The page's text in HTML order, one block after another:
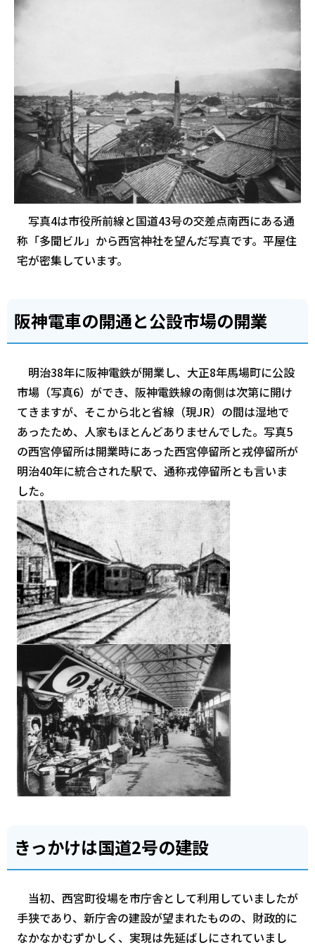
写真4は市役所前線と国道43号の交差点南西にある通
称「多聞ビル」から西宮神社を望んだ写真です。平屋住
宅が密集しています。
阪神電車の開通と公設市場の開業
明治38年に阪神電鉄が開業し、大正8年馬場町に公設
市場（写真6）ができ、阪神電鉄線の南側は次第に開け
てきますが、そこから北と省線（現JR）の間は湿地で
あったため、人家もほとんどありませんでした。写真5
の西宮停留所は開業時にあった西宮停留所と戎停留所が
明治40年に統合された駅で、通称戎停留所とも言いま
した。
きっかけは国道2号の建設
当初、西宮町役場を市庁舎として利用していましたが
手狭であり、新庁舎の建設が望まれたものの、財政的に
なかなかむずかしく、実現は先延ばしにされていまし